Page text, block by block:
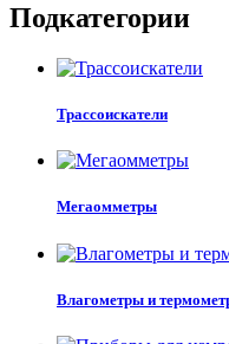
Подкатегории
Трассоискатели
Мегаомметры
Влагометры и